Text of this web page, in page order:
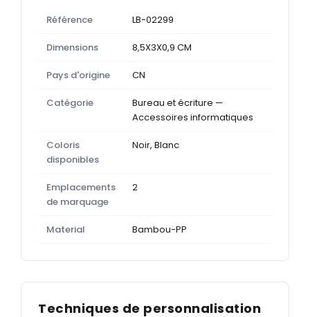
Référence LB-02299
Dimensions 8,5X3X0,9 CM
Pays d'origine CN
Catégorie
Bureau et écriture —
Accessoires informatiques
Coloris
disponibles
Noir, Blanc
Emplacements
de marquage
2
Material Bambou-PP
Techniques de personnalisation